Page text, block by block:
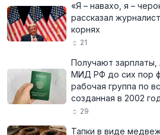
«Я – навахо, я –
рассказал
корнях
21
Получают зарплаты,
МИД РФ до сих пор
рабочая группа по
созданная в 2002
29
Тапки в виде